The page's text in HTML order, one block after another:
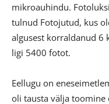
mikroauhindu.
tulnud Fotojutud, kus
algusest korraldanud 6
ligi 5400 fotot.
Eellugu on
oli tausta välja toomine